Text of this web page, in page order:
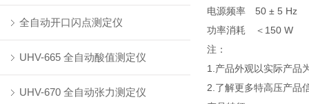
全自动开口闪点测定仪
UHV-665 全自动酸值测定仪
UHV-670 全自动张力测定仪
电源频率
50 ± 5 Hz
功率消耗
＜150 W
注：
1.产品外观以实际产品
2.了解更多特高压产品